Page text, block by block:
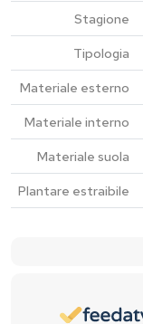
Stagione
Tipologia
Materiale esterno
Materiale interno
Materiale suola
Plantare estraibile